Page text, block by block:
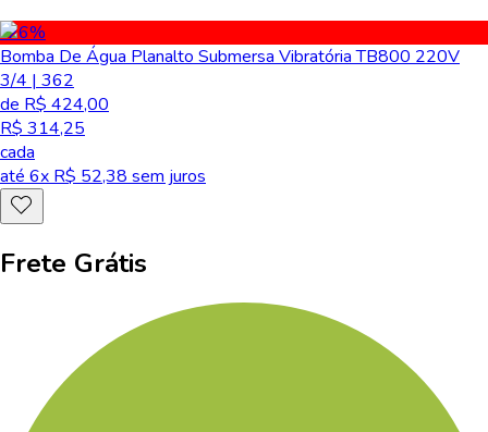
-26%
Bomba De Água Planalto Submersa Vibratória TB800 220V
3/4 | 362
de R$ 424,00
R$ 314,25
cada
até 6x R$ 52,38 sem juros
Frete Grátis